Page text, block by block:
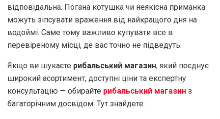
відповідальна. Погана котушка чи неякісна приманка
можуть зіпсувати враження від найкращого дня на
водоймі. Саме тому важливо купувати все в
перевіреному місці, де вас точно не підведуть.
Якщо ви шукаєте рибальський магазин, який поєднує
широкий асортимент, доступні ціни та експертну
консультацію — обирайте рибальський магазин з
багаторічним досвідом. Тут знайдете: